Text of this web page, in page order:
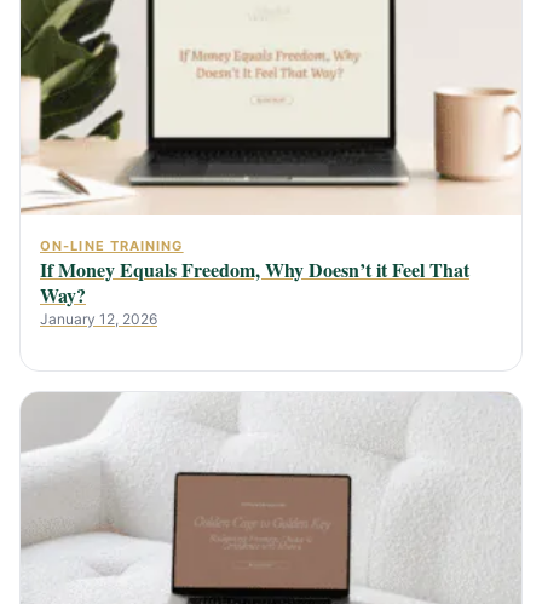
ON-LINE TRAINING
If Money Equals Freedom, Why Doesn’t it Feel That
Way?
January 12, 2026